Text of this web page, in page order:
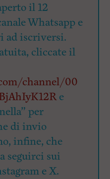
il 12
Whatsapp e
iscriversi.
cliccate il
channel/00
e
per
di invio
infine, che
seguirci sui
e X.